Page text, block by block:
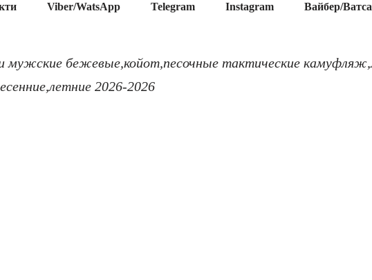
Viber/WatsApp Telegram Instagram Вайбер/
мужские бежевые,койот,песочные тактические
2026-2026